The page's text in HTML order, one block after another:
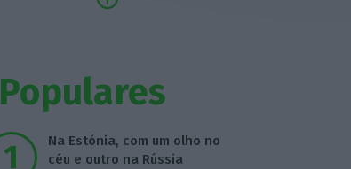
Populares
Na Estónia, com um olho no
céu e outro na Rússia